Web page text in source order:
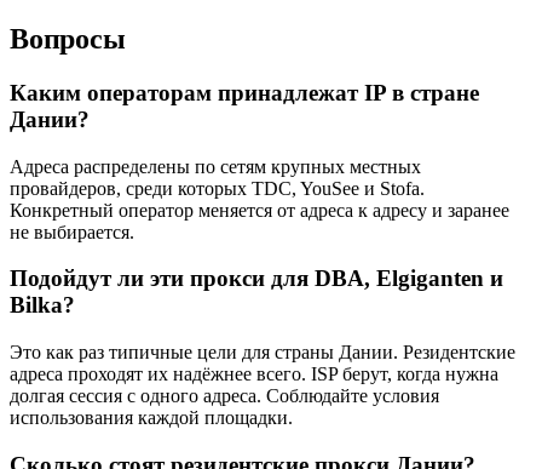
Вопросы
Каким операторам принадлежат IP в стране
Дании?
Адреса распределены по сетям крупных местных
провайдеров, среди которых TDC, YouSee и Stofa.
Конкретный оператор меняется от адреса к адресу и заранее
не выбирается.
Подойдут ли эти прокси для DBA, Elgiganten и
Bilka?
Это как раз типичные цели для страны Дании. Резидентские
адреса проходят их надёжнее всего. ISP берут, когда нужна
долгая сессия с одного адреса. Соблюдайте условия
использования каждой площадки.